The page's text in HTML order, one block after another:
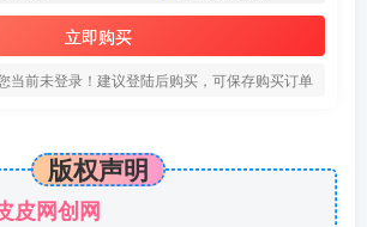
立即购买
当前未登录！建议登陆后购买，可保存购买订单
版权声明
皮网创网